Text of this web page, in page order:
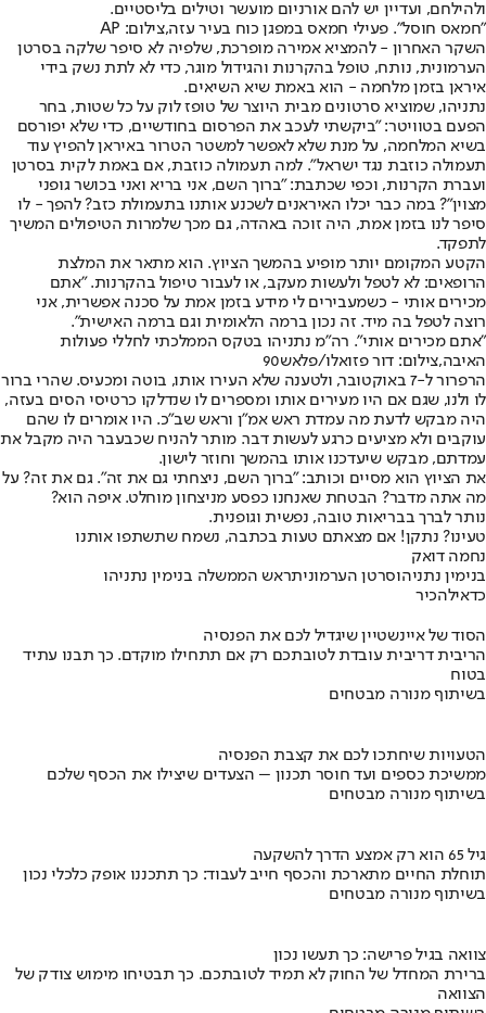
ולהילחם, ועדיין יש להם אורניום מועשר וטילים בליסטיים.
"חמאס חוסל". פעילי חמאס במפגן כוח בעיר עזה,צילום: AP
השקר האחרון - להמציא אמירה מופרכת, שלפיה לא סיפר שלקה בסרטן
הערמונית, נותח, טופל בהקרנות והגידול מוגר, כדי לא לתת נשק בידי
איראן בזמן מלחמה - הוא באמת שיא השיאים.
נתניהו, שמוציא סרטונים מבית היוצר של טופז לוק על כל שטות, בחר
הפעם בטוויטר: "ביקשתי לעכב את הפרסום בחודשיים, כדי שלא יפורסם
בשיא המלחמה, על מנת שלא לאפשר למשטר הטרור באיראן להפיץ עוד
תעמולה כוזבת נגד ישראל". למה תעמולה כוזבת, אם באמת לקית בסרטן
ועברת הקרנות, וכפי שכתבת: "ברוך השם, אני בריא ואני בכושר גופני
מצוין"? במה כבר יכלו האיראנים לשכנע אותנו בתעמולת כזב? להפך - לו
סיפר לנו בזמן אמת, היה זוכה באהדה, גם מכך שלמרות הטיפולים המשיך
לתפקד.
הקטע המקומם יותר מופיע בהמשך הציוץ. הוא מתאר את המלצת
הרופאים: לא לטפל ולעשות מעקב, או לעבור טיפול בהקרנות. "אתם
מכירים אותי - כשמעבירים לי מידע בזמן אמת על סכנה אפשרית, אני
רוצה לטפל בה מיד. זה נכון ברמה הלאומית וגם ברמה האישית".
"אתם מכירים אותי". רה"מ נתניהו בטקס הממלכתי לחללי פעולות
האיבה,צילום: דור פזואלו/פלאש90
הרפרור ל-7 באוקטובר, ולטענה שלא העירו אותו, בוטה ומכעיס. שהרי ברור
לו ולנו, שגם אם היו מעירים אותו ומספרים לו שנדלקו כרטיסי הסים בעזה,
היה מבקש לדעת מה עמדת ראש אמ"ן וראש שב"כ. היו אומרים לו שהם
עוקבים ולא מציעים כרגע לעשות דבר. מותר להניח שכבעבר היה מקבל את
עמדתם, מבקש שיעדכנו אותו בהמשך וחוזר לישון.
את הציוץ הוא מסיים וכותב: "ברוך השם, ניצחתי גם את זה". גם את זה? על
מה אתה מדבר? הבטחת שאנחנו כפסע מניצחון מוחלט. איפה הוא?
נותר לברך בבריאות טובה, נפשית וגופנית.
טעינו? נתקן! אם מצאתם טעות בכתבה, נשמח שתשתפו אותנו
נחמה דואק
בנימין נתניהוסרטן הערמוניתראש הממשלה בנימין נתניהו
כדאילהכיר
הסוד של איינשטיין שיגדיל לכם את הפנסיה
הריבית דריבית עובדת לטובתכם רק אם תתחילו מוקדם. כך תבנו עתיד
בטוח
בשיתוף מנורה מבטחים
הטעויות שיחתכו לכם את קצבת הפנסיה
ממשיכת כספים ועד חוסר תכנון – הצעדים שיצילו את הכסף שלכם
בשיתוף מנורה מבטחים
גיל 65 הוא רק אמצע הדרך להשקעה
תוחלת החיים מתארכת והכסף חייב לעבוד: כך תתכננו אופק כלכלי נכון
בשיתוף מנורה מבטחים
צוואה בגיל פרישה: כך תעשו נכון
ברירת המחדל של החוק לא תמיד לטובתכם. כך תבטיחו מימוש צודק של
הצוואה